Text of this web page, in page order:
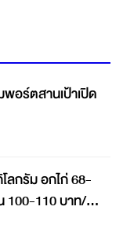
พอร์ตสานเป้าเปิด
ลกรัม อกไก่ 68-
100-110 บาท/